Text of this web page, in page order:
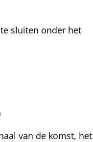
sluiten onder het
van de komst, het